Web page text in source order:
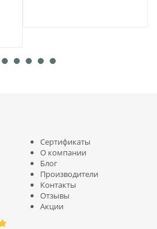
Сертификаты
О компании
Блог
Производители
Контакты
Отзывы
Акции